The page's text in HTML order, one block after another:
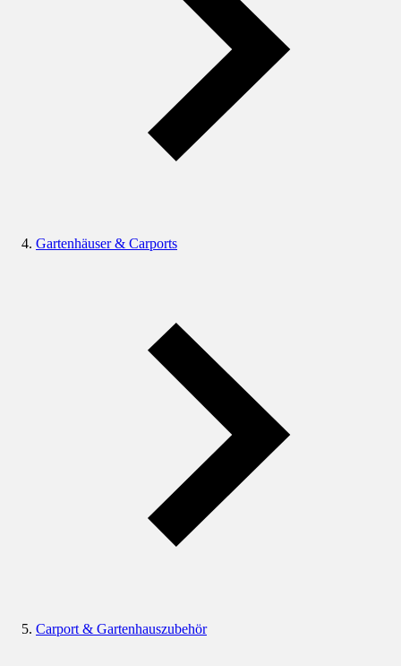
Gartenhäuser & Carports
Carport & Gartenhauszubehör